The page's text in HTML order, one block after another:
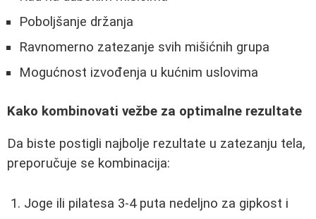
Poboljšanje držanja
Ravnomerno zatezanje svih mišićnih grupa
Mogućnost izvođenja u kućnim uslovima
Kako kombinovati vežbe za optimalne rezultate
Da biste postigli najbolje rezultate u zatezanju tela,
preporučuje se kombinacija:
Joge ili pilatesa 3-4 puta nedeljno za gipkost i